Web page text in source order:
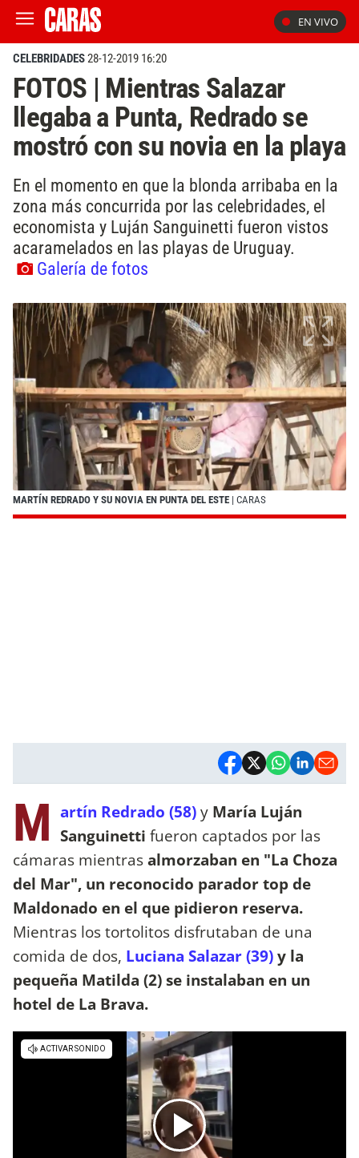
EN VIVO
CELEBRIDADES28-12-2019 16:20
FOTOS | Mientras Salazar
llegaba a Punta, Redrado se
mostró con su novia en la playa
En el momento en que la blonda arribaba en la
zona más concurrida por las celebridades, el
economista y Luján Sanguinetti fueron vistos
acaramelados en las playas de Uruguay.
Galería de fotos
MARTÍN REDRADO Y SU NOVIA EN PUNTA DEL ESTE | CARAS
M artín Redrado (58)y María Luján
Sanguinetti fueron captados por las
cámaras mientrasalmorzaban en "La Choza
del Mar", un reconocido parador top de
Maldonado en el que pidieron reserva.
Mientras los tortolitos disfrutaban de una
comida de dos, Luciana Salazar (39)y la
pequeña Matilda (2) se instalaban en un
hotel de La Brava.